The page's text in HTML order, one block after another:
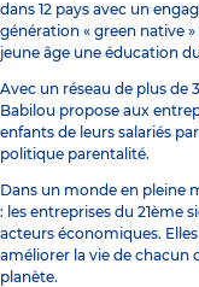
dans 12 pays avec un
génération « green native
jeune âge une éducation
Avec un réseau de plus de
Babilou propose aux
enfants de leurs salariés
politique parentalité.
Dans un monde en pleine
: les entreprises du 21ème
acteurs économiques.
améliorer la vie de chacun
planète.